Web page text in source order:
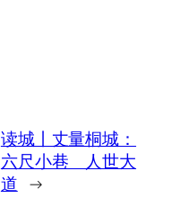
读城丨丈量桐城：
六尺小巷 人世大
道 →